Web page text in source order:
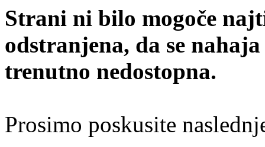
Strani ni bilo mogoče
odstranjena, da se
trenutno nedostopna.
Prosimo poskusite